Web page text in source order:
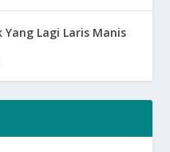
Yang Lagi Laris Manis